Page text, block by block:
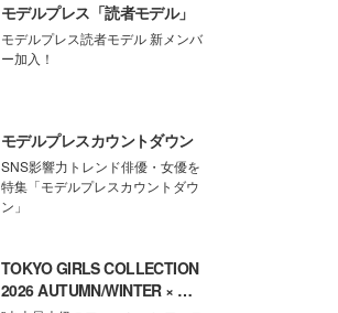
モデルプレス「読者モデル」
モデルプレス読者モデル 新メンバ
ー加入！
モデルプレスカウントダウン
SNS影響力トレンド俳優・女優を
特集「モデルプレスカウントダウ
ン」
TOKYO GIRLS COLLECTION
2026 AUTUMN/WINTER × モ